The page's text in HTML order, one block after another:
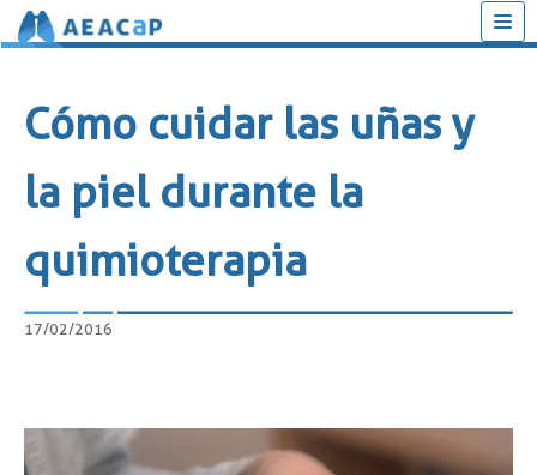
contenido
Cómo cuidar las uñas y
la piel durante la
quimioterapia
17/02/2016